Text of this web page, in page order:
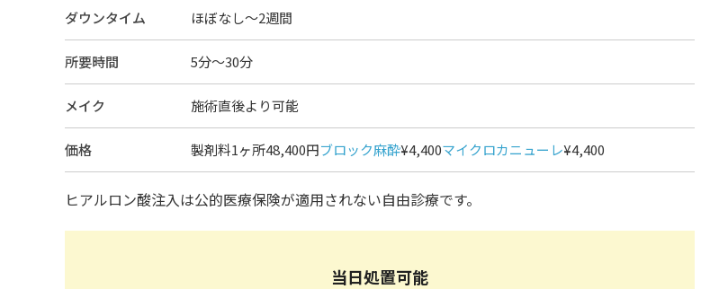
ダウンタイム ほぼなし〜2週間
所要時間 5分～30分
メイク 施術直後より可能
価格 製剤料1ヶ所48,400円ブロック麻酔¥4,400マイクロカニューレ¥4,400
ヒアルロン酸注入は公的医療保険が適用されない自由診療です。
当日処置可能